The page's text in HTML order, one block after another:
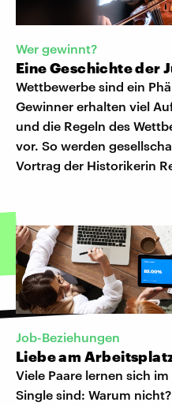
Wer gewinnt?
Eine Geschichte der
Wettbewerbe sind ein
Gewinner erhalten viel
und die Regeln des
vor. So werden
Vortrag der Historikerin
Job-Beziehungen
Liebe am
Viele Paare lernen sich
Single sind: Warum